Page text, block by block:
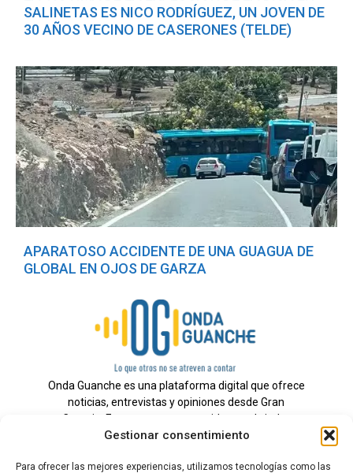
Gestionar consentimiento
Para ofrecer las mejores experiencias, utilizamos tecnologías como las
SALINETAS ES NICO RODRÍGUEZ, UN JOVEN DE
30 AÑOS VECINO DE CASERONES (TELDE)
APARATOSO ACCIDENTE DE UNA GUAGUA DE
GLOBAL EN OJOS DE GARZA
Onda Guanche es una plataforma digital que ofrece
noticias, entrevistas y opiniones desde Gran
Canaria. Estamos comprometidos con brindar
información veraz y un periodismo independiente a